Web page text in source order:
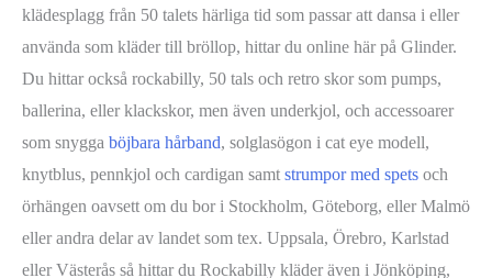
klädesplagg från 50 talets härliga tid som passar att dansa i eller
använda som kläder till bröllop, hittar du online här på Glinder.
Du hittar också rockabilly, 50 tals och retro skor som pumps,
ballerina, eller klackskor, men även underkjol, och accessoarer
som snygga böjbara hårband, solglasögon i cat eye modell,
knytblus, pennkjol och cardigan samt strumpor med spets och
örhängen oavsett om du bor i Stockholm, Göteborg, eller Malmö
eller andra delar av landet som tex. Uppsala, Örebro, Karlstad
eller Västerås så hittar du Rockabilly kläder även i Jönköping,